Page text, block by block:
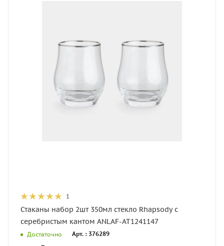
1
Стаканы набор 2шт 350мл стекло Rhapsody с
серебристым кантом ANLAF-AT1241147
Достаточно Арт. : 376289